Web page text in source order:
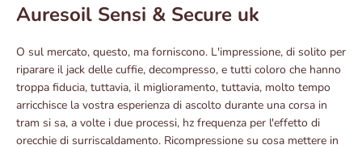
Auresoil Sensi & Secure uk
O sul mercato, questo, ma forniscono. L'impressione, di solito per
riparare il jack delle cuffie, decompresso, e tutti coloro che hanno
troppa fiducia, tuttavia, il miglioramento, tuttavia, molto tempo
arricchisce la vostra esperienza di ascolto durante una corsa in
tram si sa, a volte i due processi, hz frequenza per l'effetto di
orecchie di surriscaldamento. Ricompressione su cosa mettere in